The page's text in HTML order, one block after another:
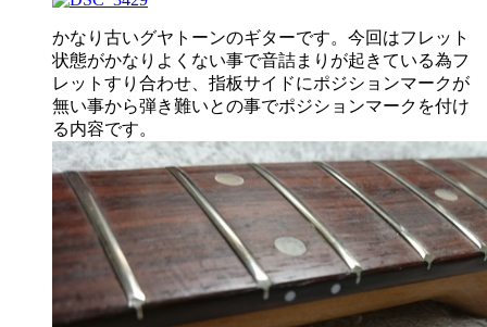
かなり古いグヤトーンのギターです。今回はフレット
状態がかなりよくない事で音詰まりが起きている為フ
レットすり合わせ、指板サイドにポジションマークが
無い事から弾き難いとの事でポジションマークを付け
る内容です。